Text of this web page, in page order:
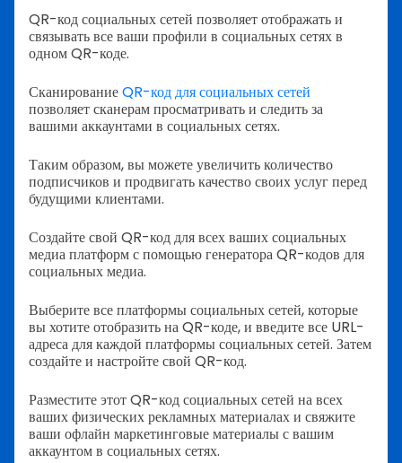
QR-код социальных сетей позволяет отображать и
связывать все ваши профили в социальных сетях в
одном QR-коде.
СканированиеQR-код для социальных сетей
позволяет сканерам просматривать и следить за
вашими аккаунтами в социальных сетях.
Таким образом, вы можете увеличить количество
подписчиков и продвигать качество своих услуг перед
будущими клиентами.
Создайте свой QR-код для всех ваших социальных
медиа платформ с помощью генератора QR-кодов для
социальных медиа.
Выберите все платформы социальных сетей, которые
вы хотите отобразить на QR-коде, и введите все URL-
адреса для каждой платформы социальных сетей. Затем
создайте и настройте свой QR-код.
Разместите этот QR-код социальных сетей на всех
ваших физических рекламных материалах и свяжите
ваши офлайн маркетинговые материалы с вашим
аккаунтом в социальных сетях.